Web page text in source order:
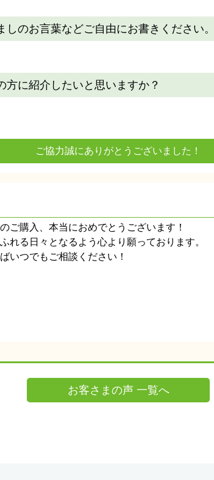
のお言葉などご自由にお書きください。
に紹介したいと思いますか？
ご協力誠にありがとうございました！
ご購入、本当におめでとうございます！
れる日々となるよう心より願っております。
いつでもご相談ください！
お客さまの声 一覧へ